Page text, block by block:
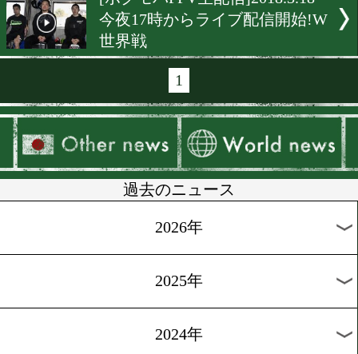
大好評!日曜日に「始める
ング」
[試合動画]2018.5.4
久保隼vs大沢宏晋!サバイ
ッチ
[ニュース]2018.3.25
「DANGAN」が出場者を
[ボクモバPPV]2018.3.18
ゴング